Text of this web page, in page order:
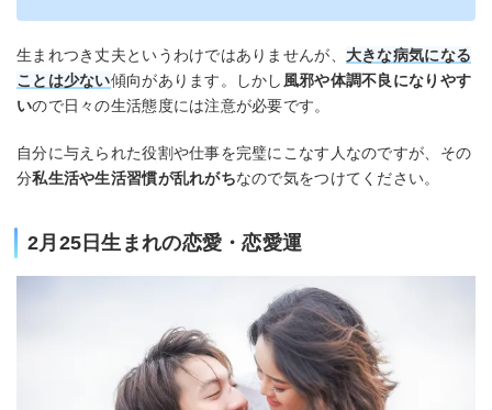
生まれつき丈夫というわけではありませんが、 大きな病気になる
ことは少ない傾向があります。しかし 風邪や体調不良になりやす
いので日々の生活態度には注意が必要です。
自分に与えられた役割や仕事を完璧にこなす人なのですが、その
分私生活や生活習慣が乱れがちなので気をつけてください。
2月25日生まれの恋愛・恋愛運